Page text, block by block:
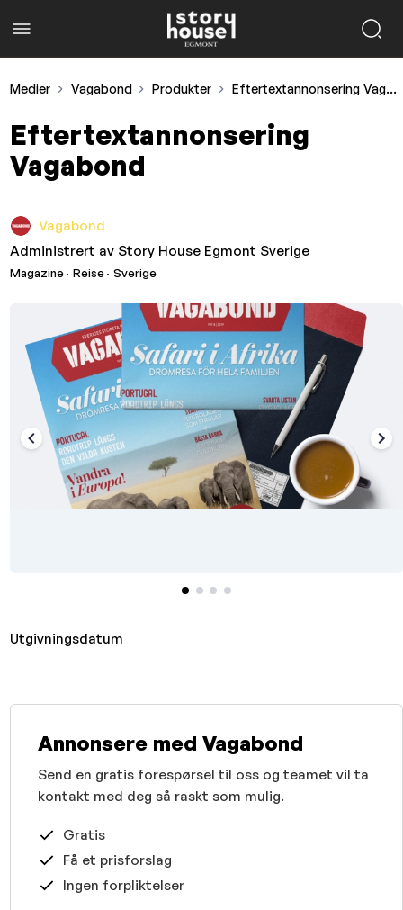
Medier Vagabond Produkter Eftertextannonsering Vagabond
Eftertextannonsering
Vagabond
Vagabond
Administrert av Story House Egmont Sverige
Magazine· Reise· Sverige
Utgivningsdatum
Annonsere med Vagabond
Send en gratis forespørsel til oss og teamet vil ta
kontakt med deg så raskt som mulig.
Gratis
Få et prisforslag
Ingen forpliktelser